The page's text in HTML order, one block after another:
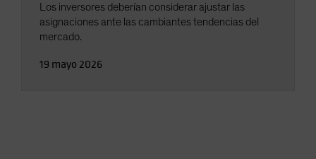
Los inversores deberían considerar ajustar las
asignaciones ante las cambiantes tendencias del
mercado.
19 mayo 2026